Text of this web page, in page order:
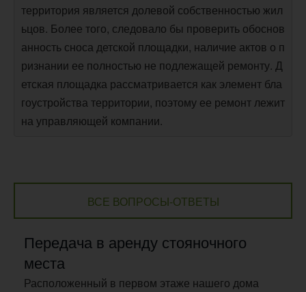
территория является долевой собственностью жил
ьцов. Более того, следовало бы проверить обоснов
анность сноса детской площадки, наличие актов о п
ризнании ее полностью не подлежащей ремонту. Д
етская площадка рассматривается как элемент бла
гоустройства территории, поэтому ее ремонт лежит
на управляющей компании.
ВСЕ ВОПРОСЫ-ОТВЕТЫ
Передача в аренду стояночного
места
Расположенный в первом этаже нашего дома